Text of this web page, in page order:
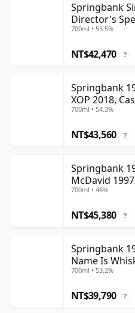
Springbank
Director's
700ml • 55.5%
NT$42,470 ?
Springbank
XOP 2018,
700ml • 54.3%
NT$43,560 ?
Springbank
McDavid
700ml • 46%
NT$45,380 ?
Springbank
Name Is
700ml • 53.2%
NT$39,790 ?